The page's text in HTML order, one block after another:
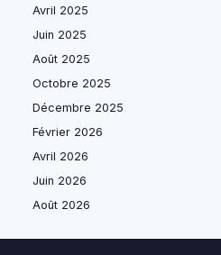
Avril 2025
Juin 2025
Août 2025
Octobre 2025
Décembre 2025
Février 2026
Avril 2026
Juin 2026
Août 2026